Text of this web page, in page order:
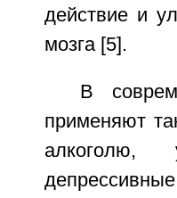
действие и
мозга [5].
В
применяют
алкоголю,